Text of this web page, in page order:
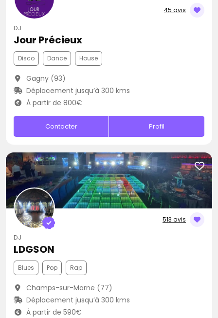
45 avis
DJ
Jour Précieux
Disco Dance House
Gagny (93)
Déplacement jusqu’à 300 kms
À partir de 800€
Contacter Profil
513 avis
DJ
LDGSON
Blues Pop Rap
Champs-sur-Marne (77)
Déplacement jusqu’à 300 kms
À partir de 590€